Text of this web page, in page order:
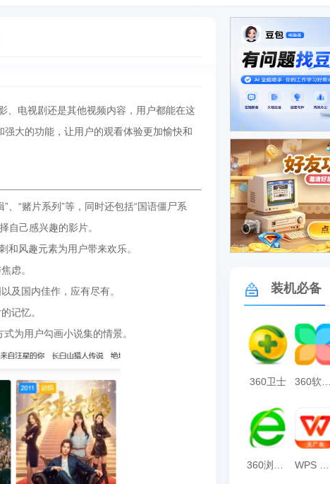
、电视剧还是其他视频内容，用户都能在这
大的功能，让用户的观看体验更加愉快和
“赌片系列”等，同时还包括“国语僵尸系
自己感兴趣的影片。
和风趣元素为用户带来欢乐。
虑。
及国内佳作，应有尽有。
记忆。
为用户勾画小说集的情景。
广告
广告
装机必备
360卫士 360软件管家